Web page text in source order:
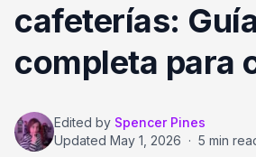
cafeterías:
completa para
Edited by Spencer Pines
Updated May 1, 2026 · 5 min